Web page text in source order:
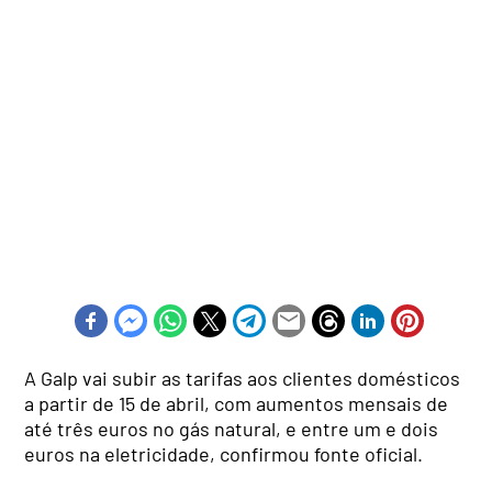
A Galp vai subir as tarifas aos clientes domésticos
a partir de 15 de abril, com aumentos mensais de
até três euros no gás natural, e entre um e dois
euros na eletricidade, confirmou fonte oficial.